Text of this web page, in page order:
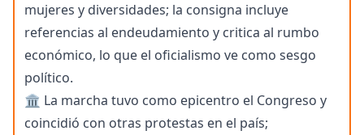
mujeres y diversidades; la consigna incluye
referencias al endeudamiento y critica al rumbo
económico, lo que el oficialismo ve como sesgo
político.
🏛️ La marcha tuvo como epicentro el Congreso y
coincidió con otras protestas en el país;